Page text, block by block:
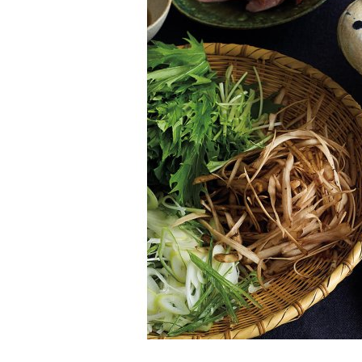
K
エ
ュ
ケ
ー
シ
ョ
ナ
ル
「
み
ん
な
の
き
ょ
う
の
料